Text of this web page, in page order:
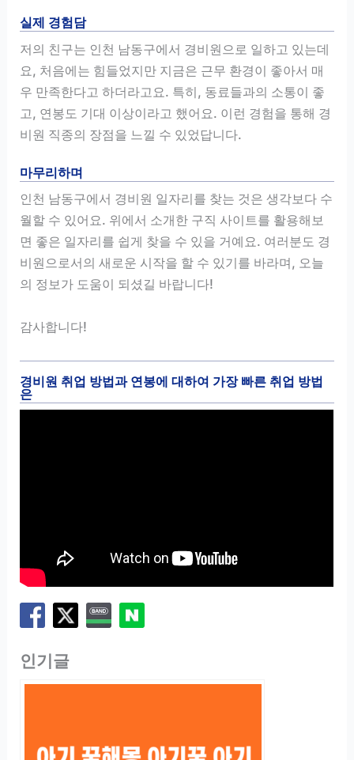
실제 경험담
저의 친구는 인천 남동구에서 경비원으로 일하고 있는데
요, 처음에는 힘들었지만 지금은 근무 환경이 좋아서 매
우 만족한다고 하더라고요. 특히, 동료들과의 소통이 좋
고, 연봉도 기대 이상이라고 했어요. 이런 경험을 통해 경
비원 직종의 장점을 느낄 수 있었답니다.
마무리하며
인천 남동구에서 경비원 일자리를 찾는 것은 생각보다 수
월할 수 있어요. 위에서 소개한 구직 사이트를 활용해보
면 좋은 일자리를 쉽게 찾을 수 있을 거예요. 여러분도 경
비원으로서의 새로운 시작을 할 수 있기를 바라며, 오늘
의 정보가 도움이 되셨길 바랍니다!
감사합니다!
경비원 취업 방법과 연봉에 대하여 가장 빠른 취업 방법
은
인기글